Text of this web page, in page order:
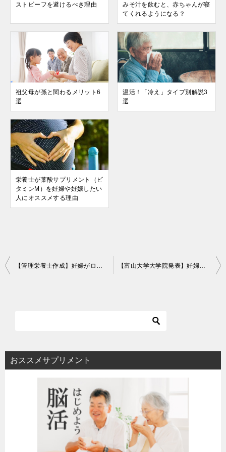
ストビーフを避けるべき理由
みそ汁を飲むと、赤ちゃんが寝
てくれるようになる？
祖父母が孫と関わるメリット6
選
温活！「冷え」タイプ別解説3
選
栄養士が葉酸サプリメント（ビ
タミンM）を妊婦や妊娠したい
人にオススメする理由
投
シ
おススメサプリメント